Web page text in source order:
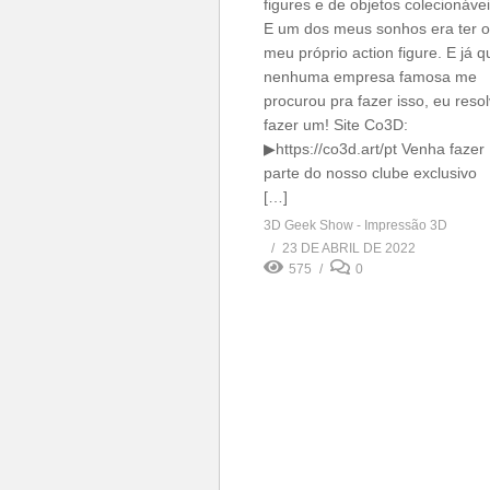
figures e de objetos
E um dos meus sonhos era ter o
meu próprio action figure. E já
nenhuma empresa famosa me
procurou pra fazer isso, eu
fazer um! Site Co3D:
▶https://co3d.art/pt Venha fazer
parte do nosso clube exclusivo
[…]
3D Geek Show - Impressão 3D
23 DE ABRIL DE 2022
575
0